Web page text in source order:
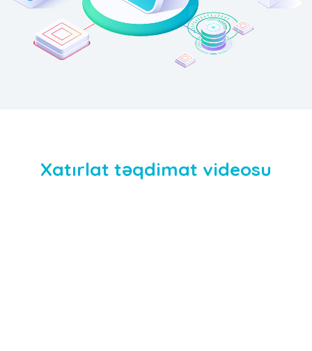
Xatırlat təqdimat videosu